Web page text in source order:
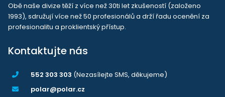
Obě naše divize těží z více než 30ti let zkušeností (založeno
1993), sdružují více než 50 profesionálů a drží řadu ocenění za
profesionalitu a proklientský přístup.
Kontaktujte nás
552 303 303 (Nezasílejte SMS, děkujeme)
polar@polar.cz